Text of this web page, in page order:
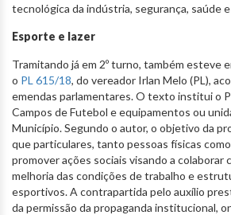
tecnológica da indústria, segurança, saúde
Esporte e lazer
Tramitando já em 2º turno, também esteve
o PL 615/18, do vereador Irlan Melo (PL),
emendas parlamentares. O texto institui o
Campos de Futebol e equipamentos ou
Município. Segundo o autor, o objetivo da
que particulares, tanto pessoas físicas
promover ações sociais visando a colaborar
melhoria das condições de trabalho e
esportivos. A contrapartida pelo auxílio
da permissão da propaganda institucional,